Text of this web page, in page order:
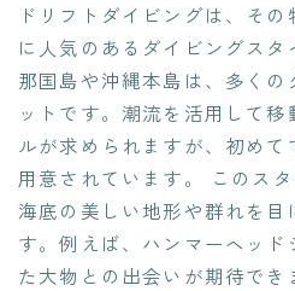
ドリフトダイビングは、そ
に人気のあるダイビングス
那国島や沖縄本島は、多く
ットです。潮流を活用して
ルが求められますが、初め
用意されています。 このス
海底の美しい地形や群れを
す。例えば、ハンマーヘッド
た大物との出会いが期待で